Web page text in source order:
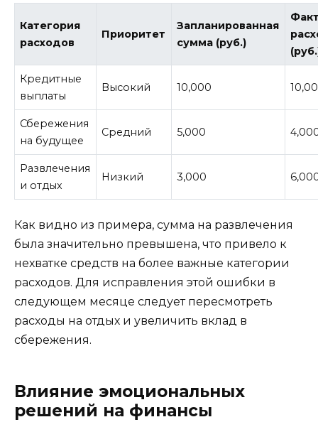
Категория
расходов
Приоритет
Запланированная
сумма (руб.)
Кредитные
выплаты
Высокий 10,000
Сбережения
на будущее
Средний 5,000
Развлечения
и отдых
Низкий 3,000
Как видно из примера, сумма на развлечения
была значительно превышена, что привело к
нехватке средств на более важные категории
расходов. Для исправления этой ошибки в
следующем месяце следует пересмотреть
расходы на отдых и увеличить вклад в
сбережения.
Влияние эмоциональных
решений на финансы